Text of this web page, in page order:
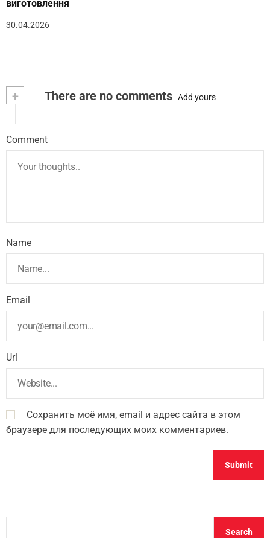
виготовлення
30.04.2026
+ There are no comments Add yours
Comment
Name
Email
Url
Сохранить моё имя, email и адрес сайта в этом
браузере для последующих моих комментариев.
Search